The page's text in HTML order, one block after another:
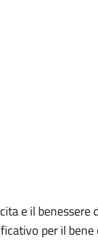
e il benessere
per il bene